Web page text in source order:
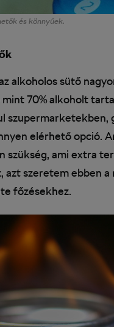
és könnyűek.
alkoholos sütő
70% alkoholt
szupermarketekben,
elérhető opció.
szükség, ami extra
azt szeretem ebben
főzésekhez.